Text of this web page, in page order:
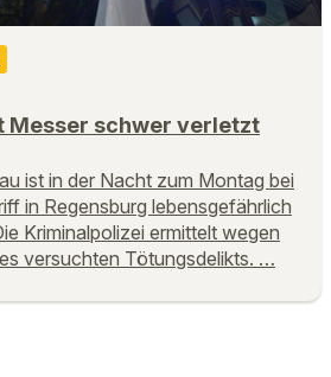
Messer schwer verletzt
ist in der Nacht zum Montag bei
in Regensburg lebensgefährlich
Kriminalpolizei ermittelt wegen
versuchten Tötungsdelikts. …